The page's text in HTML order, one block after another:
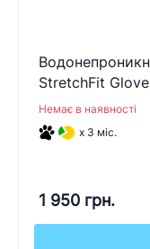
StretchFit
Немає в наявності
x 3 міс.
1 950 грн.